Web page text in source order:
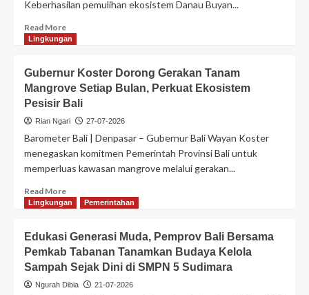
Keberhasilan pemulihan ekosistem Danau Buyan...
Read More
Lingkungan
Gubernur Koster Dorong Gerakan Tanam
Mangrove Setiap Bulan, Perkuat Ekosistem
Pesisir Bali
Rian Ngari 27-07-2026
Barometer Bali | Denpasar – Gubernur Bali Wayan Koster
menegaskan komitmen Pemerintah Provinsi Bali untuk
memperluas kawasan mangrove melalui gerakan...
Read More
Lingkungan Pemerintahan
Edukasi Generasi Muda, Pemprov Bali Bersama
Pemkab Tabanan Tanamkan Budaya Kelola
Sampah Sejak Dini di SMPN 5 Sudimara
Ngurah Dibia 21-07-2026